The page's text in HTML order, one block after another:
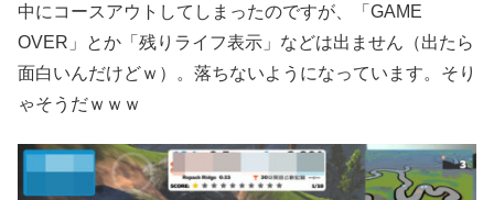
中にコースアウトしてしまったのですが、「GAME
OVER」とか「残りライフ表示」などは出ません（出たら
面白いんだけどｗ）。落ちないようになっています。そり
ゃそうだｗｗｗ